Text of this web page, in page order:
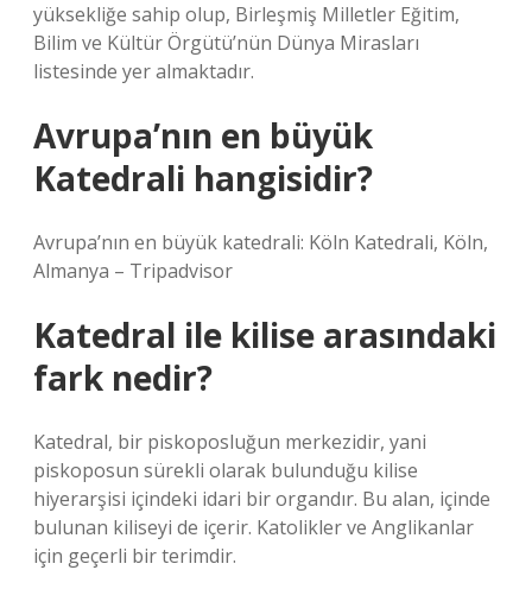
yüksekliğe sahip olup, Birleşmiş Milletler Eğitim,
Bilim ve Kültür Örgütü’nün Dünya Mirasları
listesinde yer almaktadır.
Avrupa’nın en büyük
Katedrali hangisidir?
Avrupa’nın en büyük katedrali: Köln Katedrali, Köln,
Almanya – Tripadvisor
Katedral ile kilise arasındaki
fark nedir?
Katedral, bir piskoposluğun merkezidir, yani
piskoposun sürekli olarak bulunduğu kilise
hiyerarşisi içindeki idari bir organdır. Bu alan, içinde
bulunan kiliseyi de içerir. Katolikler ve Anglikanlar
için geçerli bir terimdir.